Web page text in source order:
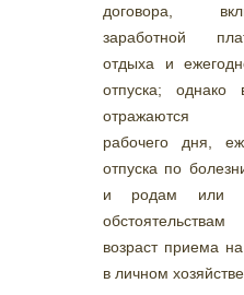
договора,
заработной
отдыха и
отпуска;
отражаются
рабочего дня,
отпуска по
и родам или
возраст приема
в личном